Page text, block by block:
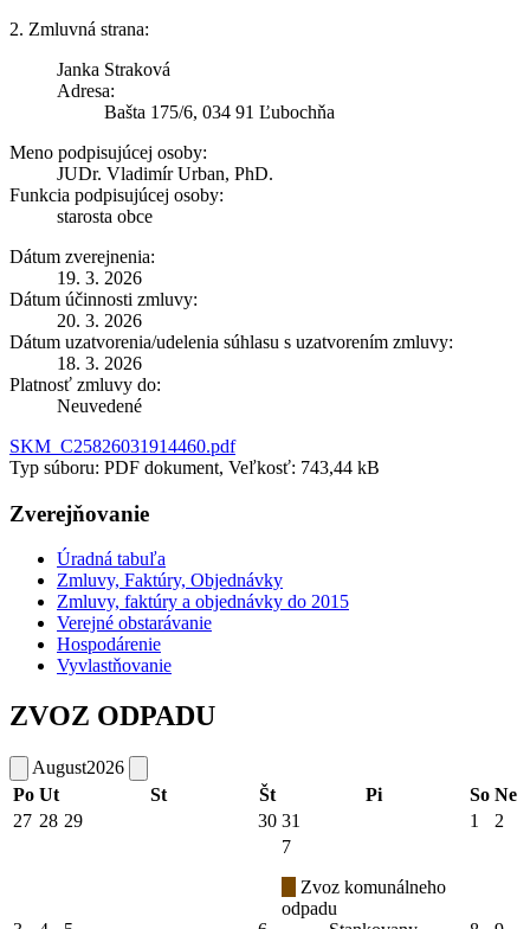
2. Zmluvná strana:
Janka Straková
Adresa:
Bašta 175/6, 034 91 Ľubochňa
Meno podpisujúcej osoby:
JUDr. Vladimír Urban, PhD.
Funkcia podpisujúcej osoby:
starosta obce
Dátum zverejnenia:
19. 3. 2026
Dátum účinnosti zmluvy:
20. 3. 2026
Dátum uzatvorenia/udelenia súhlasu s uzatvorením zmluvy:
18. 3. 2026
Platnosť zmluvy do:
Neuvedené
SKM_C25826031914460.pdf
Typ súboru: PDF dokument, Veľkosť: 743,44 kB
Zverejňovanie
Úradná tabuľa
Zmluvy, Faktúry, Objednávky
Zmluvy, faktúry a objednávky do 2015
Verejné obstarávanie
Hospodárenie
Vyvlastňovanie
ZVOZ ODPADU
August2026
Po Ut St Št Pi So Ne
27 28 29 30 31 1 2
7
Zvoz komunálneho
odpadu